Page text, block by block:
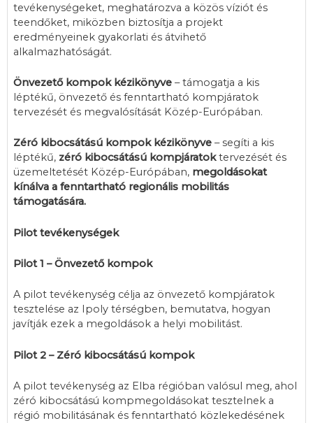
tevékenységeket, meghatározva a közös víziót és
teendőket, miközben biztosítja a projekt
eredményeinek gyakorlati és átvihető
alkalmazhatóságát.
Önvezető kompok kézikönyve – támogatja a kis
léptékű, önvezető és fenntartható kompjáratok
tervezését és megvalósítását Közép-Európában.
Zéró kibocsátású kompok kézikönyve – segíti a kis
léptékű, zéró kibocsátású kompjáratoktervezését és
üzemeltetését Közép-Európában, megoldásokat
kínálva a fenntartható regionális mobilitás
támogatására.
Pilot tevékenységek
Pilot 1 – Önvezető kompok
A pilot tevékenység célja az önvezető kompjáratok
tesztelése az Ipoly térségben, bemutatva, hogyan
javítják ezek a megoldások a helyi mobilitást.
Pilot 2 – Zéró kibocsátású kompok
A pilot tevékenység az Elba régióban valósul meg, ahol
zéró kibocsátású kompmegoldásokat tesztelnek a
régió mobilitásának és fenntartható közlekedésének